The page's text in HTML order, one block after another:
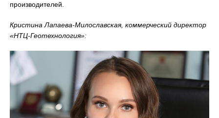
производителей.
Кристина Лапаева-Милославская, коммерческий директор
«НТЦ-Геотехнология»: